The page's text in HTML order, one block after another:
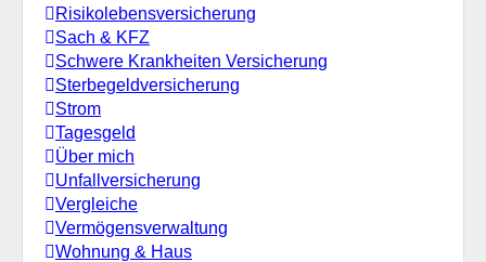
Risikolebensversicherung
Sach & KFZ
Schwere Krankheiten Versicherung
Sterbegeldversicherung
Strom
Tagesgeld
Über mich
Unfallversicherung
Vergleiche
Vermögensverwaltung
Wohnung & Haus